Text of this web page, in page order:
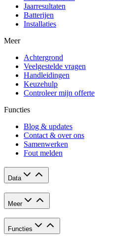
Jaarresultaten
Batterijen
Installaties
Meer
Achtergrond
Veelgestelde vragen
Handleidingen
Keuzehulp
Controleer mijn offerte
Functies
Blog & updates
Contact & over ons
Samenwerken
Fout melden
Data
Meer
Functies